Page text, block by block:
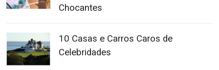
Chocantes
10 Casas e Carros Caros de
Celebridades